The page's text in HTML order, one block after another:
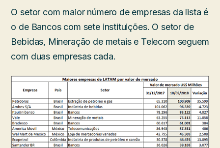
O setor com maior número de empresas da lista é
o de Bancos com sete instituições. O setor de
Bebidas, Mineração de metais e Telecom seguem
com duas empresas cada.